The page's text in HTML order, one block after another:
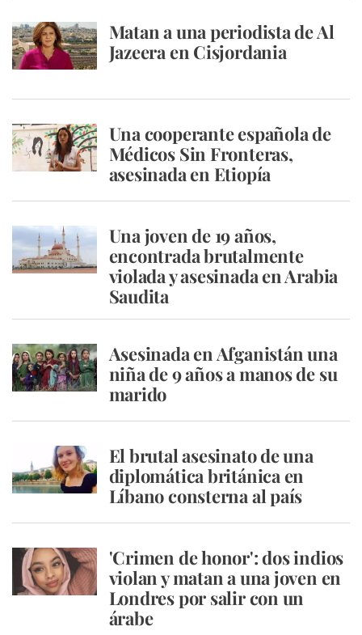
Matan a una periodista de Al
Jazeera en Cisjordania
Una cooperante española de
Médicos Sin Fronteras,
asesinada en Etiopía
Una joven de 19 años,
encontrada brutalmente
violada y asesinada en Arabia
Saudita
Asesinada en Afganistán una
niña de 9 años a manos de su
marido
El brutal asesinato de una
diplomática británica en
Líbano consterna al país
'Crimen de honor': dos indios
violan y matan a una joven en
Londres por salir con un
árabe